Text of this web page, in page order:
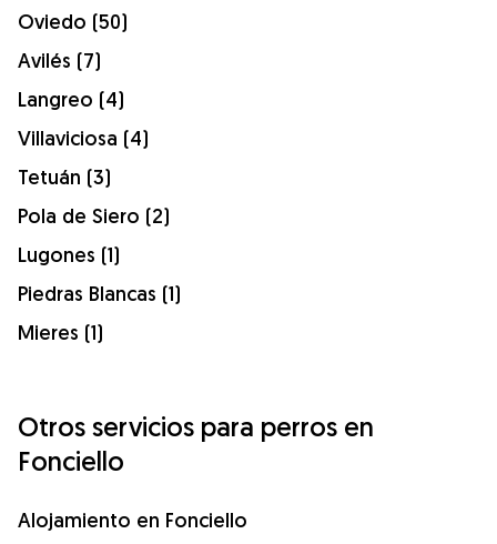
Oviedo (50)
Avilés (7)
Langreo (4)
Villaviciosa (4)
Tetuán (3)
Pola de Siero (2)
Lugones (1)
Piedras Blancas (1)
Mieres (1)
Otros servicios para perros en
Fonciello
Alojamiento en Fonciello